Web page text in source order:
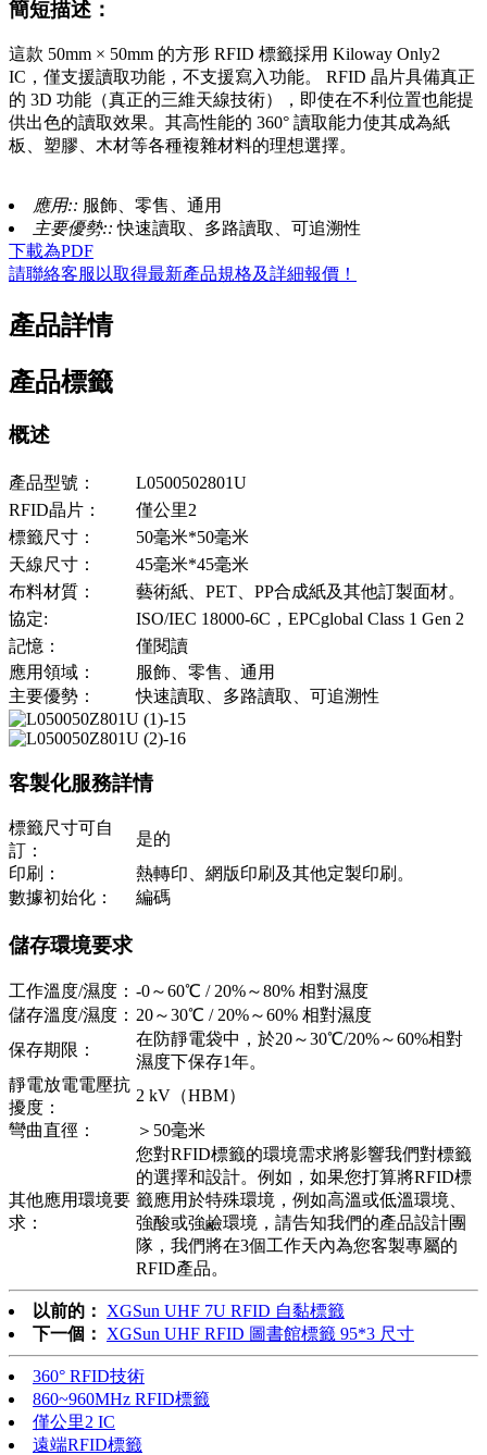
簡短描述：
這款 50mm × 50mm 的方形 RFID 標籤採用 Kiloway Only2
IC，僅支援讀取功能，不支援寫入功能。 RFID 晶片具備真正
的 3D 功能（真正的三維天線技術），即使在不利位置也能提
供出色的讀取效果。其高性能的 360° 讀取能力使其成為紙
板、塑膠、木材等各種複雜材料的理想選擇。
應用:: 服飾、零售、通用
主要優勢::快速讀取、多路讀取、可追溯性
下載為PDF
請聯絡客服以取得最新產品規格及詳細報價！
產品詳情
產品標籤
概述
產品型號：
L0500502801U
RFID晶片：
僅公里2
標籤尺寸：
50毫米*50毫米
天線尺寸：
45毫米*45毫米
布料材質：
藝術紙、PET、PP合成紙及其他訂製面材。
協定:
ISO/IEC 18000-6C，EPCglobal Class 1 Gen 2
記憶：
僅閱讀
應用領域：
服飾、零售、通用
主要優勢：
快速讀取、多路讀取、可追溯性
客製化服務詳情
標籤尺寸可自
訂：
是的
印刷：
熱轉印、網版印刷及其他定製印刷。
數據初始化：
編碼
儲存環境要求
工作溫度/濕度： -0～60℃ / 20%～80% 相對濕度
儲存溫度/濕度： 20～30℃ / 20%～60% 相對濕度
保存期限：
在防靜電袋中，於20～30℃/20%～60%相對
濕度下保存1年。
靜電放電電壓抗
擾度：
2 kV（HBM）
彎曲直徑：
＞50毫米
其他應用環境要
求：
您對RFID標籤的環境需求將影響我們對標籤
的選擇和設計。例如，如果您打算將RFID標
籤應用於特殊環境，例如高溫或低溫環境、
強酸或強鹼環境，請告知我們的產品設計團
隊，我們將在3個工作天內為您客製專屬的
RFID產品。
以前的：
XGSun UHF 7U RFID 自黏標籤
下一個：
XGSun UHF RFID 圖書館標籤 95*3 尺寸
360° RFID技術
860~960MHz RFID標籤
僅公里2 IC
遠端RFID標籤